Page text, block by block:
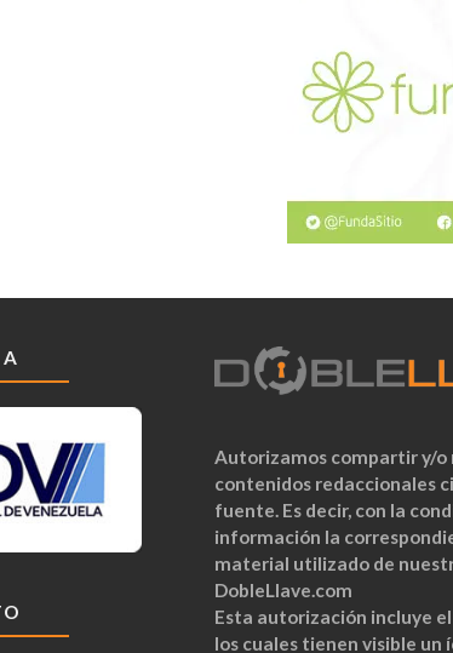
Autorizamos compartir y/o
contenidos redaccionales
fuente. Es decir, con la
información la
material utilizado de
DobleLlave.com
Esta autorización incluye el
los cuales tienen visible un